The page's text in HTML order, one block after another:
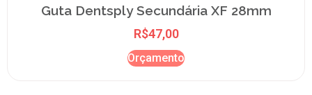
Guta Dentsply Secundária XF 28mm
R$47,00
Orçamento